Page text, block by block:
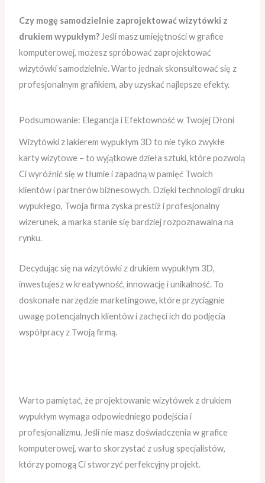
Czy mogę samodzielnie zaprojektować wizytówki z
drukiem wypukłym? Jeśli masz umiejętności w grafice
komputerowej, możesz spróbować zaprojektować
wizytówki samodzielnie. Warto jednak skonsultować się z
profesjonalnym grafikiem, aby uzyskać najlepsze efekty.
Podsumowanie: Elegancja i Efektowność w Twojej Dłoni
Wizytówki z lakierem wypukłym 3D to nie tylko zwykłe
karty wizytowe – to wyjątkowe dzieła sztuki, które pozwolą
Ci wyróżnić się w tłumie i zapadną w pamięć Twoich
klientów i partnerów biznesowych. Dzięki technologii druku
wypukłego, Twoja firma zyska prestiż i profesjonalny
wizerunek, a marka stanie się bardziej rozpoznawalna na
rynku.
Decydując się na wizytówki z drukiem wypukłym 3D,
inwestujesz w kreatywność, innowację i unikalność. To
doskonałe narzędzie marketingowe, które przyciągnie
uwagę potencjalnych klientów i zachęci ich do podjęcia
współpracy z Twoją firmą.
Warto pamiętać, że projektowanie wizytówek z drukiem
wypukłym wymaga odpowiedniego podejścia i
profesjonalizmu. Jeśli nie masz doświadczenia w grafice
komputerowej, warto skorzystać z usług specjalistów,
którzy pomogą Ci stworzyć perfekcyjny projekt.